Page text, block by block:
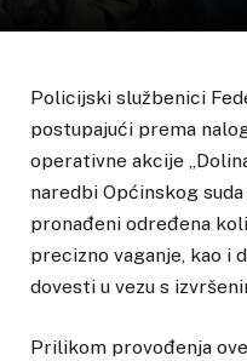
Policijski službenici
postupajući prema
operativne akcije
naredbi Općinskog
pronađeni određena
precizno vaganje, kao i
dovesti u vezu s
Prilikom provođenja